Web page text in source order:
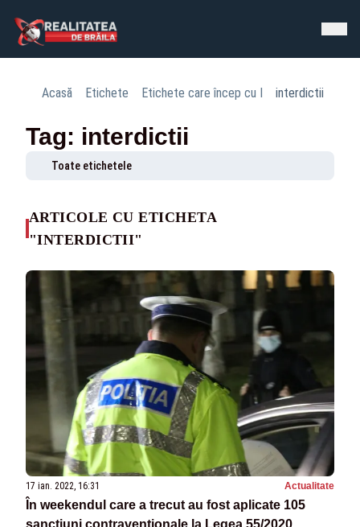
Acasă Etichete Etichete care încep cu I interdictii
Tag: interdictii
Toate etichetele
ARTICOLE CU ETICHETA
"INTERDICTII"
17 ian. 2022, 16:31 Actualitate
În weekendul care a trecut au fost aplicate 105